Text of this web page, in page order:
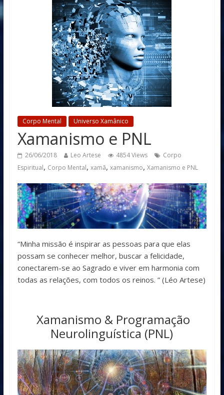
Corpo Mental Universo Xamânico
Xamanismo e PNL
26/06/2018 Leo Artese 4854 Views
Corpo
Espiritual, Corpo Mental, xamã, xamanismo, Xamanismo e PNL
“Minha missão é inspirar as pessoas para que elas
possam se conhecer melhor, buscar a felicidade,
conectarem-se ao Sagrado e viver em harmonia com
todas as relações, com todos os reinos. ” (Léo Artese)
Xamanismo & Programação
Neurolinguística (PNL)